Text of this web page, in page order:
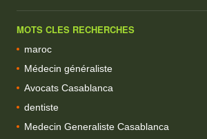
MOTS CLES RECHERCHES
maroc
Médecin généraliste
Avocats Casablanca
dentiste
Medecin Generaliste Casablanca